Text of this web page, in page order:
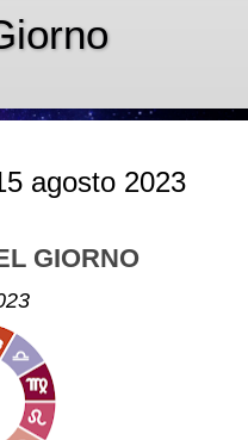
agosto 2023
GIORNO